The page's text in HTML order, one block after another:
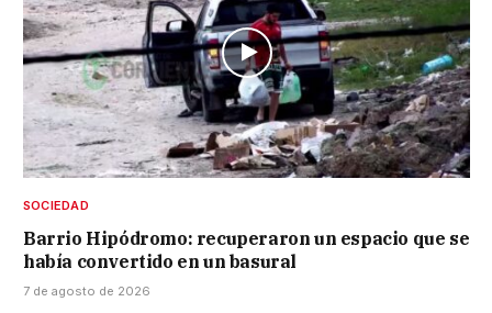
SOCIEDAD
Barrio Hipódromo: recuperaron un espacio que se
había convertido en un basural
7 de agosto de 2026